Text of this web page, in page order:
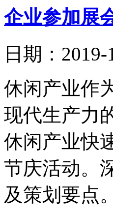
企业参加展
日期：2019-
休闲产业作
现代生产力
休闲产业快
节庆活动。
及策划要点。